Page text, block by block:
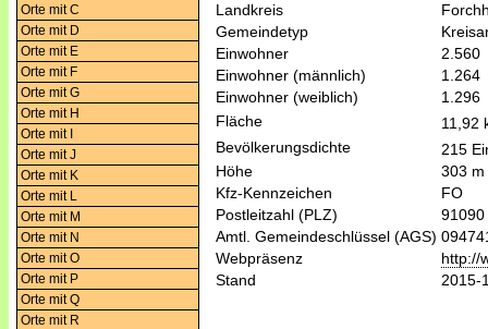
Orte mit C
Orte mit D
Orte mit E
Orte mit F
Orte mit G
Orte mit H
Orte mit I
Orte mit J
Orte mit K
Orte mit L
Orte mit M
Orte mit N
Orte mit O
Orte mit P
Orte mit Q
Orte mit R
Landkreis
Gemeindetyp
Einwohner
2.560
Einwohner (männlich)
1.264
Einwohner (weiblich)
1.296
Fläche
11,92
Bevölkerungsdichte
215
Höhe
303 m
Kfz-Kennzeichen
FO
Postleitzahl (PLZ)
91090
Amtl. Gemeindeschlüssel (AGS)
Webpräsenz
http://
Stand
2015-